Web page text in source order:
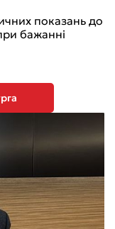
показань до
бажанні